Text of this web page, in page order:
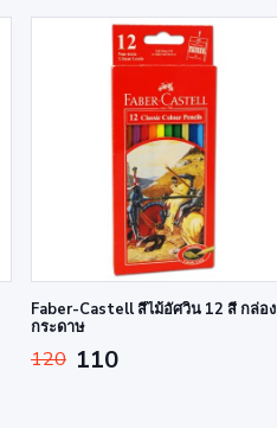
Faber-Castell สีไม้อัศวิน 12 สี กล่อง
กระดาษ
120 110